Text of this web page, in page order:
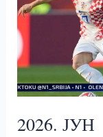
2026. ЈУН